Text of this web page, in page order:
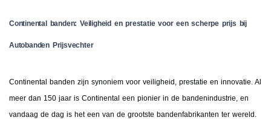
Continental banden: Veiligheid en prestatie voor een scherpe prijs bij
Autobanden Prijsvechter
Continental banden zijn synoniem voor veiligheid, prestatie en innovatie. Al
meer dan 150 jaar is Continental een pionier in de bandenindustrie, en
vandaag de dag is het een van de grootste bandenfabrikanten ter wereld.